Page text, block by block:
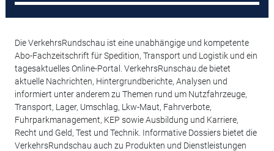
Die VerkehrsRundschau ist eine unabhängige und kompetente
Abo-Fachzeitschrift für Spedition, Transport und Logistik und ein
tagesaktuelles Online-Portal. VerkehrsRunschau.de bietet
aktuelle Nachrichten, Hintergrundberichte, Analysen und
informiert unter anderem zu Themen rund um Nutzfahrzeuge,
Transport, Lager, Umschlag, Lkw-Maut, Fahrverbote,
Fuhrparkmanagement, KEP sowie Ausbildung und Karriere,
Recht und Geld, Test und Technik. Informative Dossiers bietet die
VerkehrsRundschau auch zu Produkten und Dienstleistungen